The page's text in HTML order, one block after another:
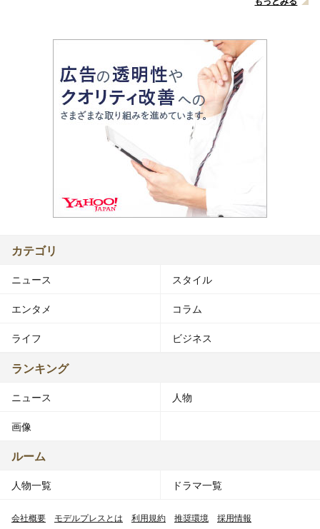
カテゴリ
ニュース スタイル
エンタメ コラム
ライフ ビジネス
ランキング
ニュース 人物
画像
ルーム
人物一覧 ドラマ一覧
会社概要 モデルプレスとは 利用規約 推奨環境 採用情報